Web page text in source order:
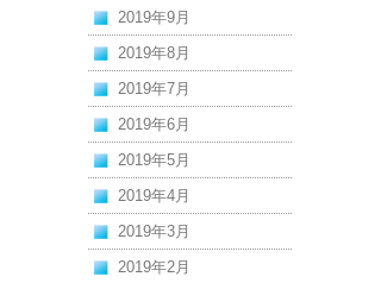
2019年9月
2019年8月
2019年7月
2019年6月
2019年5月
2019年4月
2019年3月
2019年2月